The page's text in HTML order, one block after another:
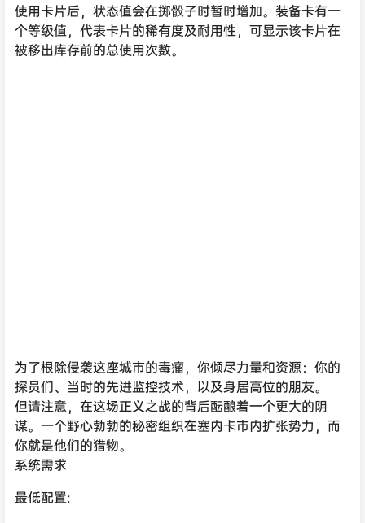
使用卡片后，状态值会在掷骰子时暂时增加。装备卡有一
个等级值，代表卡片的稀有度及耐用性，可显示该卡片在
被移出库存前的总使用次数。
为了根除侵袭这座城市的毒瘤，你倾尽力量和资源：你的
探员们、当时的先进监控技术，以及身居高位的朋友。
但请注意，在这场正义之战的背后酝酿着一个更大的阴
谋。一个野心勃勃的秘密组织在塞内卡市内扩张势力，而
你就是他们的猎物。
系统需求
最低配置: